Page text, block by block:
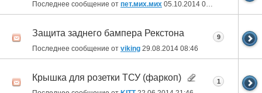
Последнее сообщение от пет.мих.мих 05.10.2014 04:44
Защита заднего бампера Рекстона
Последнее сообщение от viking 29.08.2014 08:46
9
Крышка для розетки ТСУ (фаркоп) 1